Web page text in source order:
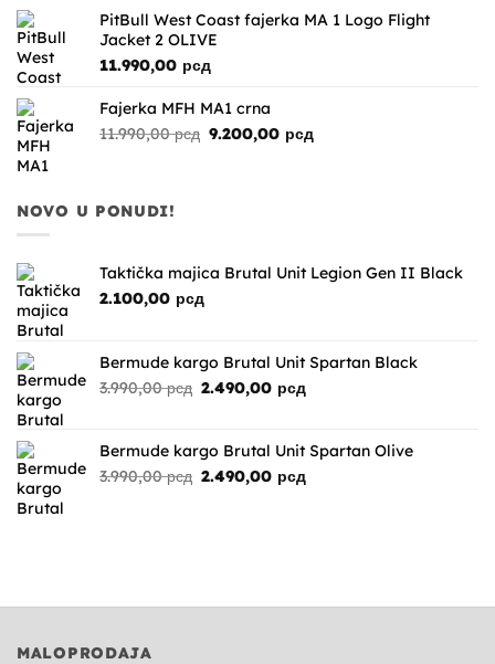
PitBull West Coast fajerka MA 1 Logo Flight
Jacket 2 OLIVE
11.990,00 рсд
Fajerka MFH MA1 crna
11.990,00рсд Originalna
9.200,00 рсдTrenutna
NOVO U PONUDI!
Taktička majica Brutal Unit Legion Gen II Black
2.100,00 рсд
Bermude kargo Brutal Unit Spartan Black
3.990,00рсд Originalna
bila:
3.990,00 рсд.
2.490,00 рсдTrenutna
2.490,00 рсд.
Bermude kargo Brutal Unit Spartan Olive
3.990,00рсд Originalna
2.490,00 рсдTrenutna
MALOPRODAJA